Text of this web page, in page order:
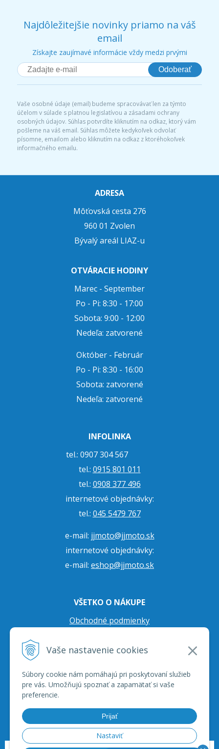
Vaše nastavenie cookies
Súbory cookie nám pomáhajú pri poskytovaní služieb
pre vás. Umožňujú spoznať a zapamätať si vaše
preferencie.
Prijať
Nastaviť
Najdôležitejšie novinky priamo na váš
email
Získajte zaujímavé informácie vždy medzi prvými
Odoberať
Vaše osobné údaje (email) budeme spracovávať len za týmto
účelom v súlade s platnou legislatívou a zásadami ochrany
osobných údajov. Súhlas potvrdíte kliknutím na odkaz, ktorý vám
pošleme na váš email. Súhlas môžete kedykoľvek odvolať
písomne, emailom alebo kliknutím na odkaz z ktoréhokoľvek
informačného emailu.
ADRESA
Môťovská cesta 276
960 01 Zvolen
Bývalý areál LIAZ-u
OTVÁRACIE HODINY
Marec - September
Po - Pi: 8:30 - 17:00
Sobota: 9:00 - 12:00
Nedeľa: zatvorené
Október - Február
Po - Pi: 8:30 - 16:00
Sobota: zatvorené
Nedeľa: zatvorené
INFOLINKA
tel.: 0907 304 567
tel.: 0915 801 011
tel.: 0908 377 496
internetové objednávky:
tel.: 045 5479 767
e-mail: jjmoto@jjmoto.sk
internetové objednávky:
e-mail: eshop@jjmoto.sk
VŠETKO O NÁKUPE
Obchodné podmienky
Prepravné podmienky